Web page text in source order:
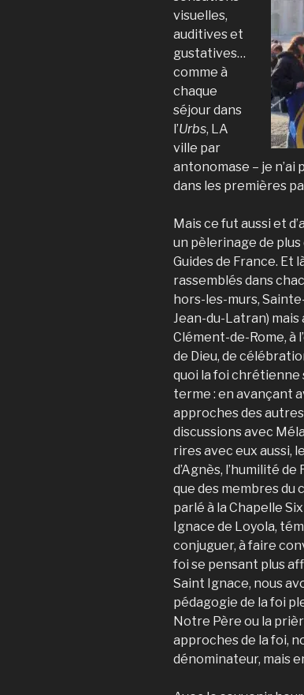
visuelles,
auditives et
gustatives…
comme à
chaque
séjour dans
l’Urbs, LA
ville par
antonomase – je
dans les premières
Mais ce fut aussi et
un pèlerinage de
Guides de France. Et
rassemblés dans
hors-les-murs,
Jean-du-Latran) mais
Clément-de-Rome, à
de Dieu, de
quoi la foi chrétienne
terme : en avançant
approches des
discussions avec
rires avec eux aussi,
d’Agnès, l’humilité
que des membres du
parlé à la Chapelle
Ignace de Loyola,
conjuguer, à faire
foi se pensant plus
Saint Ignace, nous
pédagogie de la foi
Notre Père ou la
approches de la foi,
dénominateur, mais